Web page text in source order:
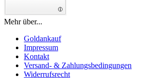
Mehr über...
Goldankauf
Impressum
Kontakt
Versand- & Zahlungsbedingungen
Widerrufsrecht